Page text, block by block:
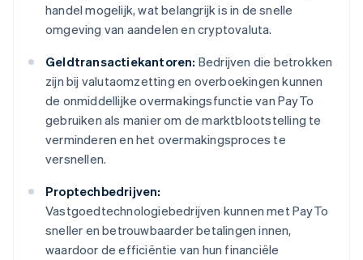
handel mogelijk, wat belangrijk is in de snelle
omgeving van aandelen en cryptovaluta.
Geldtransactiekantoren: Bedrijven die betrokken
zijn bij valutaomzetting en overboekingen kunnen
de onmiddellijke overmakingsfunctie van PayTo
gebruiken als manier om de marktblootstelling te
verminderen en het overmakingsproces te
versnellen.
Proptechbedrijven:
Vastgoedtechnologiebedrijven kunnen met PayTo
sneller en betrouwbaarder betalingen innen,
waardoor de efficiëntie van hun financiële